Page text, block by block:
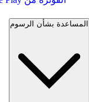
المساعدة بشأن الرسوم